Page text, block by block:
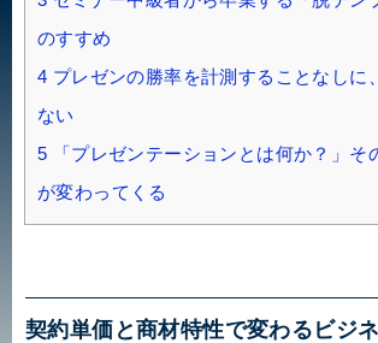
のすすめ
4 プレゼンの勝率を計測することなしに
ない
5 「プレゼンテーションとは何か？」そ
が変わってくる
契約単価と商材特性で変わるビジ